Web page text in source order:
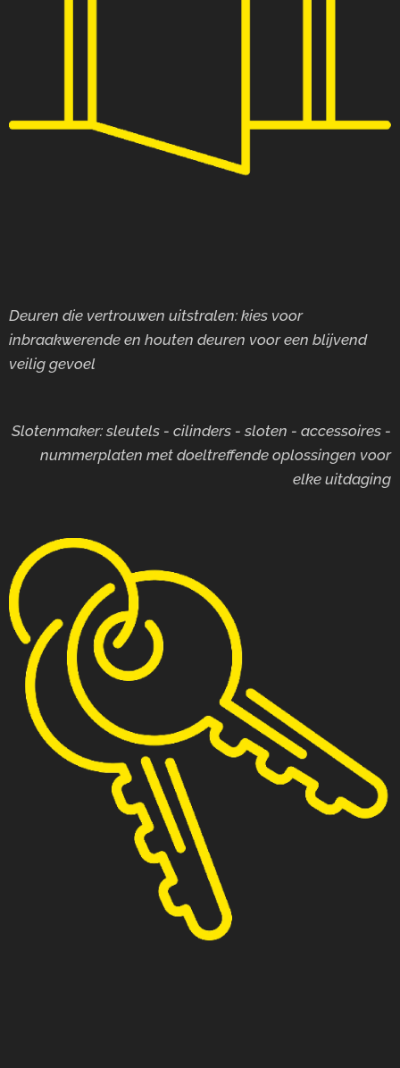
Deuren die vertrouwen uitstralen: kies voor
inbraakwerende en houten deuren vooreen blijvend
veilig gevoel
Slotenmaker: sleutels - cilinders - sloten - accessoires -
nummerplaten met doeltreffende oplossingen voor
elke uitdaging